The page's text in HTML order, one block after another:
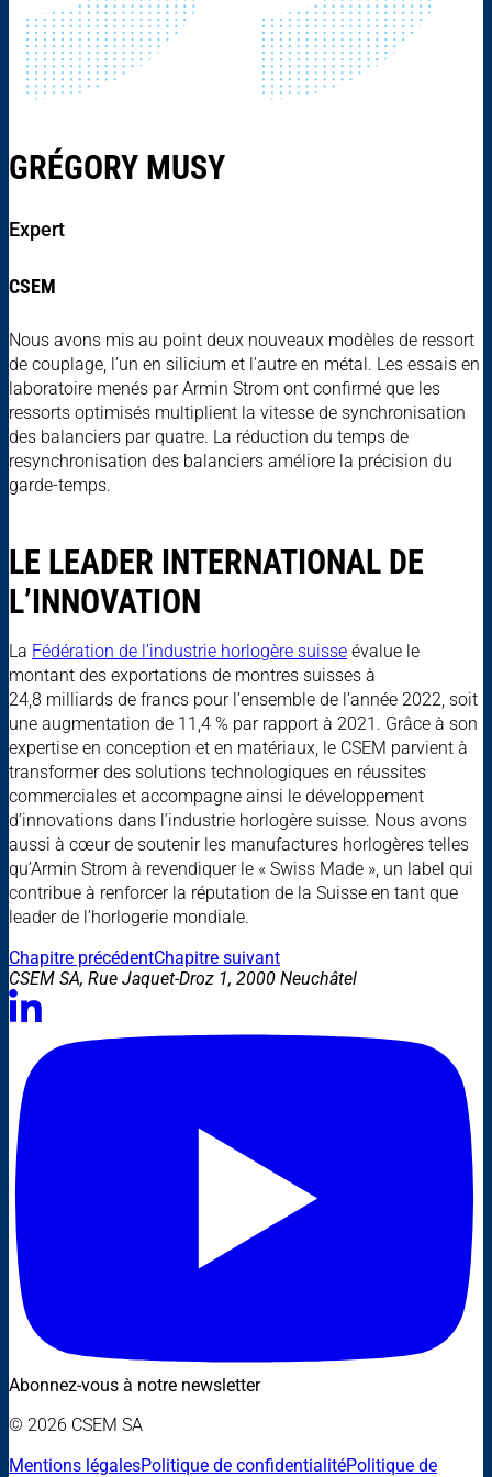
GRÉGORY MUSY
Expert
CSEM
Nous avons mis au point deux nouveaux modèles de ressort
de couplage, l’un en silicium et l’autre en métal. Les essais en
laboratoire menés par Armin Strom ont confirmé que les
ressorts optimisés multiplient la vitesse de synchronisation
des balanciers par quatre. La réduction du temps de
resynchronisation des balanciers améliore la précision du
garde-temps.
LE LEADER INTERNATIONAL DE
L’INNOVATION
La Fédération de l’industrie horlogère suisse évalue le
montant des exportations de montres suisses à
24,8 milliards de francs pour l’ensemble de l’année 2022, soit
une augmentation de 11,4 % par rapport à 2021. Grâce à son
expertise en conception et en matériaux, le CSEM parvient à
transformer des solutions technologiques en réussites
commerciales et accompagne ainsi le développement
d’innovations dans l’industrie horlogère suisse. Nous avons
aussi à cœur de soutenir les manufactures horlogères telles
qu’Armin Strom à revendiquer le « Swiss Made », un label qui
contribue à renforcer la réputation de la Suisse en tant que
leader de l’horlogerie mondiale.
Chapitre précédentChapitre suivant
CSEM SA, Rue Jaquet-Droz 1, 2000 Neuchâtel
Abonnez-vous à notre newsletter
© 2026 CSEM SA
Mentions légalesPolitique de confidentialitéPolitique de